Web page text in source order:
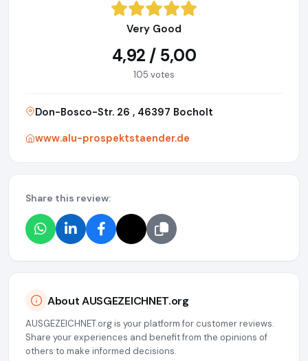
Very Good
4,92 / 5,00
105 votes
Don-Bosco-Str. 26 , 46397 Bocholt
www.alu-prospektstaender.de
Share this review:
About AUSGEZEICHNET.org
AUSGEZEICHNET.org is your platform for customer reviews.
Share your experiences and benefit from the opinions of
others to make informed decisions.